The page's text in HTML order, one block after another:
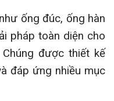
ống đúc, ống hàn
pháp toàn diện cho
được thiết kế
đáp ứng nhiều mục